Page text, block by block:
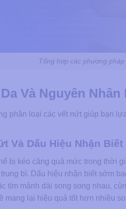
Tổng hợp các phương
Và Nguyên Nhân
phân loại các vết nứt giúp bạn
Và Dấu Hiệu Nhận Biết
bị kéo căng quá mức trong thời
bì. Dấu hiệu nhận biết sớm
tím mảnh dài song song nhau,
mang lại hiệu quả tốt hơn nhiều